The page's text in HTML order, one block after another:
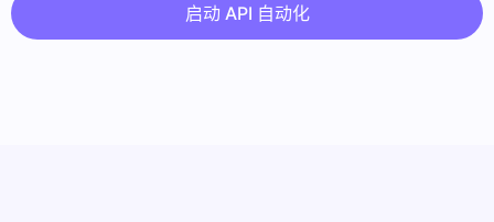
启动 API 自动化